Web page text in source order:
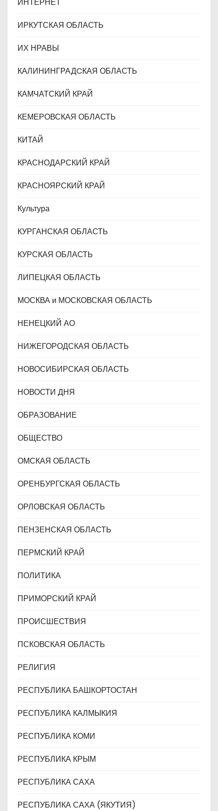
ИРКУТСКАЯ ОБЛАСТЬ
ИХ НРАВЫ
КАЛИНИНГРАДCКАЯ ОБЛАСТЬ
КАМЧАТСКИЙ КРАЙ
КЕМЕРОВСКАЯ ОБЛАСТЬ
КИТАЙ
КРАСНОДАРСКИЙ КРАЙ
КРАСНОЯРСКИЙ КРАЙ
Культура
КУРГАНСКАЯ ОБЛАСТЬ
КУРСКАЯ ОБЛАСТЬ
ЛИПЕЦКАЯ ОБЛАСТЬ
МОСКВА и МОСКОВСКАЯ ОБЛАСТЬ
НЕНЕЦКИЙ АО
НИЖЕГОРОДСКАЯ ОБЛАСТЬ
НОВОСИБИРСКАЯ ОБЛАСТЬ
НОВОСТИ ДНЯ
ОБРАЗОВАНИЕ
ОБЩЕСТВО
ОМСКАЯ ОБЛАСТЬ
ОРЕНБУРГСКАЯ ОБЛАСТЬ
ОРЛОВСКАЯ ОБЛАСТЬ
ПЕНЗЕНСКАЯ ОБЛАСТЬ
ПЕРМСКИЙ КРАЙ
ПОЛИТИКА
ПРИМОРСКИЙ КРАЙ
ПРОИСШЕСТВИЯ
ПСКОВСКАЯ ОБЛАСТЬ
РЕЛИГИЯ
РЕСПУБЛИКА БАШКОРТОСТАН
РЕСПУБЛИКА КАЛМЫКИЯ
РЕСПУБЛИКА КОМИ
РЕСПУБЛИКА КРЫМ
РЕСПУБЛИКА САХА
РЕСПУБЛИКА САХА (ЯКУТИЯ)